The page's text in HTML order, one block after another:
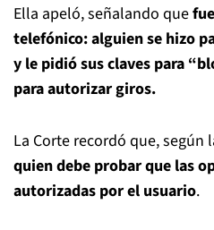
Ella apeló, señalando que
telefónico: alguien se hizo
y le pidió sus claves para
para autorizar giros.
La Corte recordó que, según
quien debe probar que las
autorizadas por el usuario.